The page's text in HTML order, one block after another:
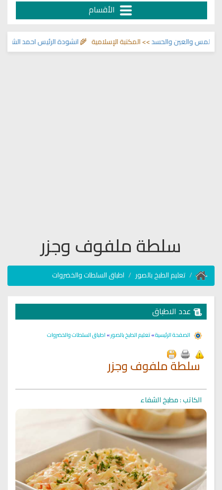
الأقسام
انشودة الرئيس احمد الشرع>> والعين والحسد>> المكتبة الإسلامية 🌾
سلطة ملفوف وجزر
تعليم الطبخ بالصور اطباق السلطات والخضروات
عدد الاطباق
الصفحة الرئيسية»تعليم الطبخ بالصور»اطباق السلطات والخضروات
سلطة ملفوف وجزر
الكاتب : مطبخ الشفاء